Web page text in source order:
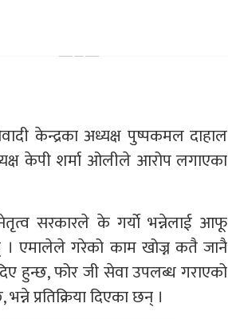
केन्द्रका अध्यक्ष पुष्पकमल दाहाल
केपी शर्मा ओलीले आरोप लगाएका
सरकारले के गर्याे भन्नेलाई आफू
एमालेले गरेको काम खोज्न कतै जानै
हुन्छ, फोर जी सेवा उपलब्ध गराएको
प्रतिक्रिया दिएका छन् ।